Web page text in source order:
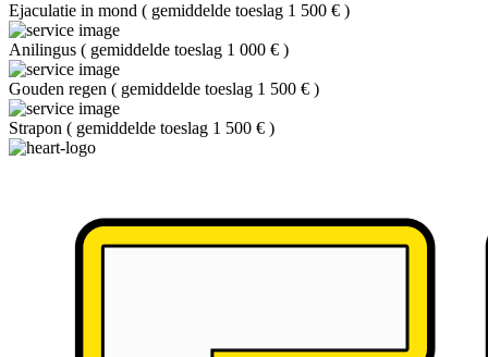
Ejaculatie in mond ( gemiddelde toeslag 1 500 € )
Anilingus ( gemiddelde toeslag 1 000 € )
Gouden regen ( gemiddelde toeslag 1 500 € )
Strapon ( gemiddelde toeslag 1 500 € )